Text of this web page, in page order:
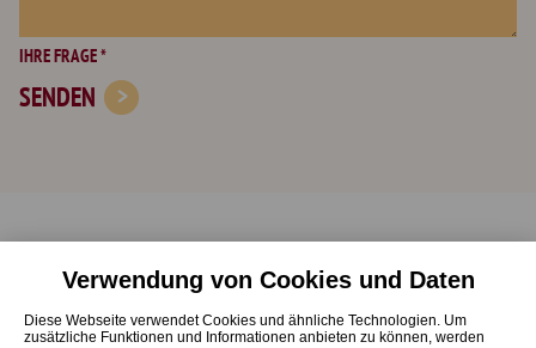
IHRE FRAGE *
SENDEN
Ausbildung
Veranstaltungen
Verwendung von Cookies und Daten
Diese Webseite verwendet Cookies und ähnliche Technologien. Um
zusätzliche Funktionen und Informationen anbieten zu können, werden